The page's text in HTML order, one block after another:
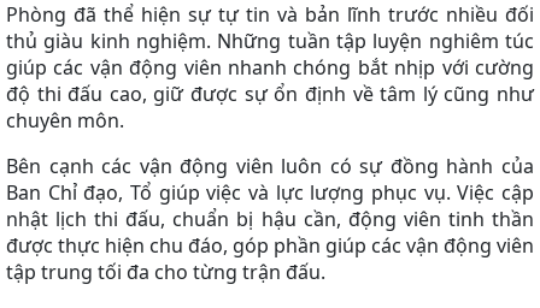
Phòng đã thể hiện sự tự tin và bản lĩnh trước nhiều đối
thủ giàu kinh nghiệm. Những tuần tập luyện nghiêm túc
giúp các vận động viên nhanh chóng bắt nhịp với cường
độ thi đấu cao, giữ được sự ổn định về tâm lý cũng như
chuyên môn.
Bên cạnh các vận động viên luôn có sự đồng hành của
Ban Chỉ đạo, Tổ giúp việc và lực lượng phục vụ. Việc cập
nhật lịch thi đấu, chuẩn bị hậu cần, động viên tinh thần
được thực hiện chu đáo, góp phần giúp các vận động viên
tập trung tối đa cho từng trận đấu.